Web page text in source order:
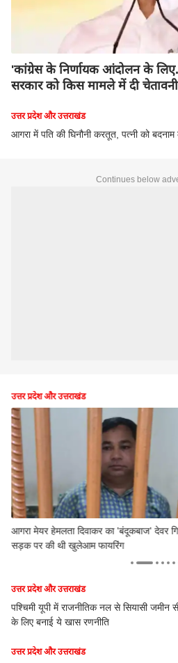
'कांग्रेस के निर्णायक आंदोलन के
सरकार को किस मामले में दी
उत्तर प्रदेश और उत्तराखंड
आगरा में पति की घिनौनी करतूत, पत्नी को
Continues below
उत्तर प्रदेश और उत्तराखंड
आगरा मेयर हेमलता दिवाकर का 'बंदूकबाज' देवर
सड़क पर की थी खुलेआम फायरिंग
जयंत चौधरी, लोकसभा चुनाव'गलत तरह से छूते हैं..
गंदी हरकत का आरोप